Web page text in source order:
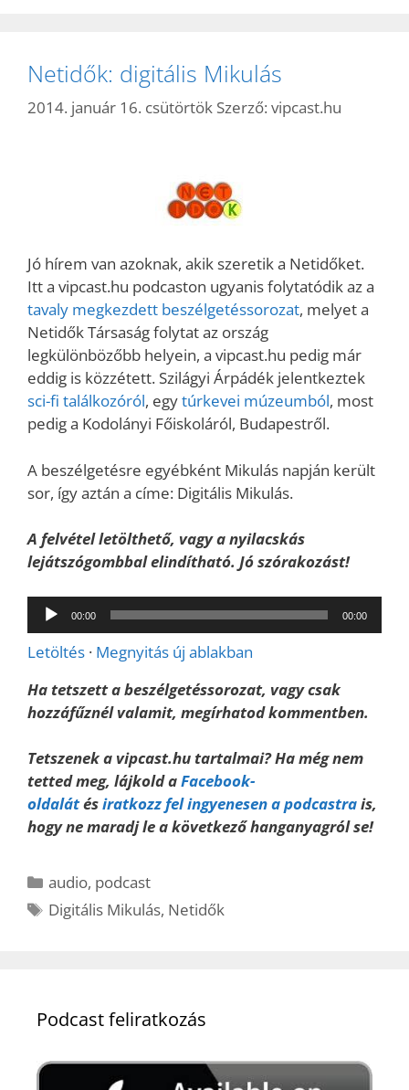
Netidők: digitális Mikulás
2014. január 16. csütörtök Szerző: vipcast.hu
Jó hírem van azoknak, akik szeretik a Netidőket.
Itt a vipcast.hu podcaston ugyanis folytatódik az a
tavaly megkezdett beszélgetéssorozat, melyet a
Netidők Társaság folytat az ország
legkülönbözőbb helyein, a vipcast.hu pedig már
eddig is közzétett. Szilágyi Árpádék jelentkeztek
sci-fi találkozóról, egytúrkevei múzeumból, most
pedig a Kodolányi Főiskoláról, Budapestről.
A beszélgetésre egyébként Mikulás napján került
sor, így aztán a címe: Digitális Mikulás.
A felvétel letölthető, vagy a nyilacskás
lejátszógombbal elindítható. Jó szórakozást!
Audió
lejátszó
00:00 00:00
Letöltés · Megnyitás új ablakban
Ha tetszett a beszélgetéssorozat, vagy csak
hozzáfűznél valamit, megírhatod kommentben.
Tetszenek a vipcast.hu tartalmai? Ha még nem
tetted meg, lájkold aFacebook-
oldalátésiratkozz fel ingyenesen a podcastrais,
hogy ne maradj le a következő hanganyagról se!
Kategória
audio, podcast
Címkék
Digitális Mikulás, Netidők
Podcast feliratkozás